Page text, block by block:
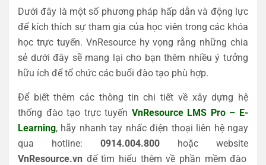
Dưới đây là một số phương pháp hấp dẫn và động lực
để kích thích sự tham gia của học viên trong các khóa
học trực tuyến. VnResource hy vọng rằng những chia
sẻ dưới đây sẽ mang lại cho bạn thêm nhiều ý tưởng
hữu ích để tổ chức các buổi đào tạo phù hợp.
Để biết thêm các thông tin chi tiết về xây dựng hệ
thống đào tạo trực tuyến VnResource LMS Pro – E-
Learning, hãy nhanh tay nhấc điện thoại liên hệ ngay
qua hotline: 0914.004.800 hoặc website
VnResource.vn để tìm hiểu thêm về phần mềm đào